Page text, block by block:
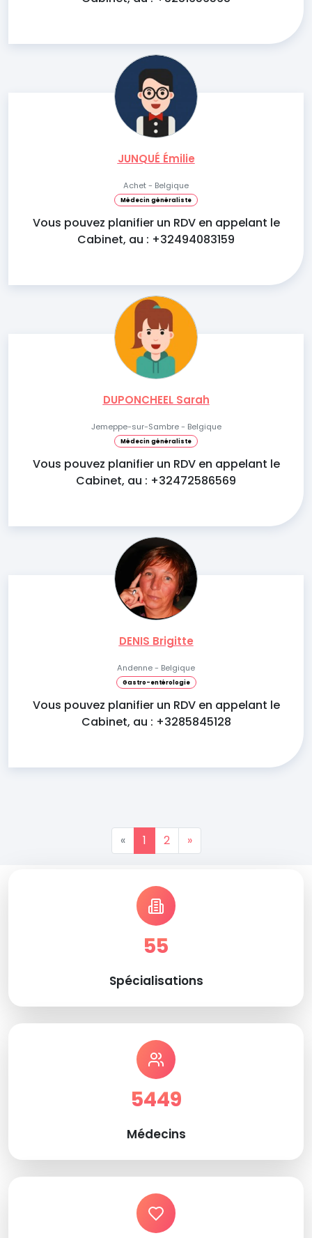
JUNQUÉ Émilie
Achet - Belgique
Médecin généraliste
Vous pouvez planifier un RDV en appelant le
Cabinet, au : +32494083159
DUPONCHEEL Sarah
Jemeppe-sur-Sambre - Belgique
Médecin généraliste
Vous pouvez planifier un RDV en appelant le
Cabinet, au : +32472586569
DENIS Brigitte
Andenne - Belgique
Gastro-entérologie
Vous pouvez planifier un RDV en appelant le
Cabinet, au : +3285845128
« 1 2 »
55
Spécialisations
5449
Médecins